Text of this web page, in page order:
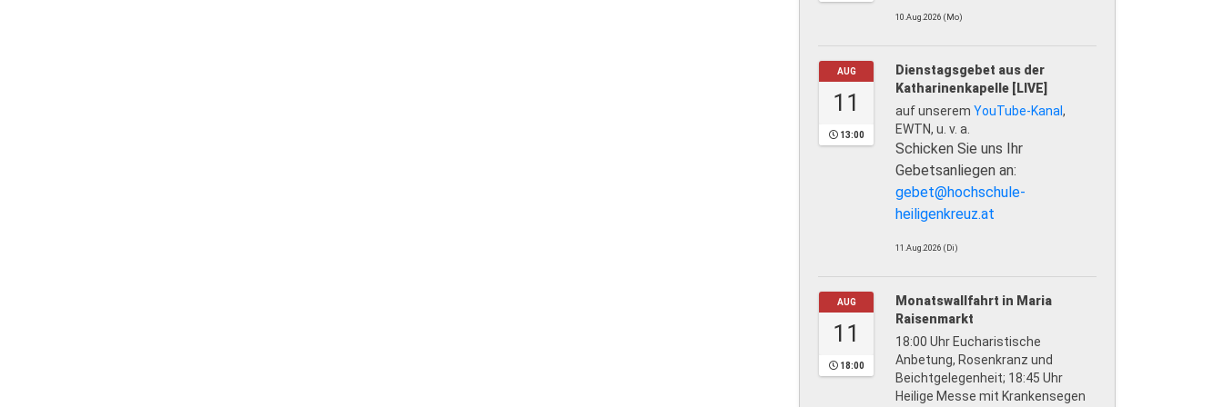
10.Aug.2026 (Mo)
AUG
11
13:00
Dienstagsgebet aus der
Katharinenkapelle [LIVE]
auf unserem YouTube-Kanal ,
EWTN, u. v. a.
Schicken Sie uns Ihr
Gebetsanliegen an:
gebet@hochschule-
heiligenkreuz.at
11.Aug.2026 (Di)
AUG
11
18:00
Monatswallfahrt in Maria
Raisenmarkt
18:00 Uhr Eucharistische
Anbetung, Rosenkranz und
Beichtgelegenheit; 18:45 Uhr
Heilige Messe mit Krankensegen